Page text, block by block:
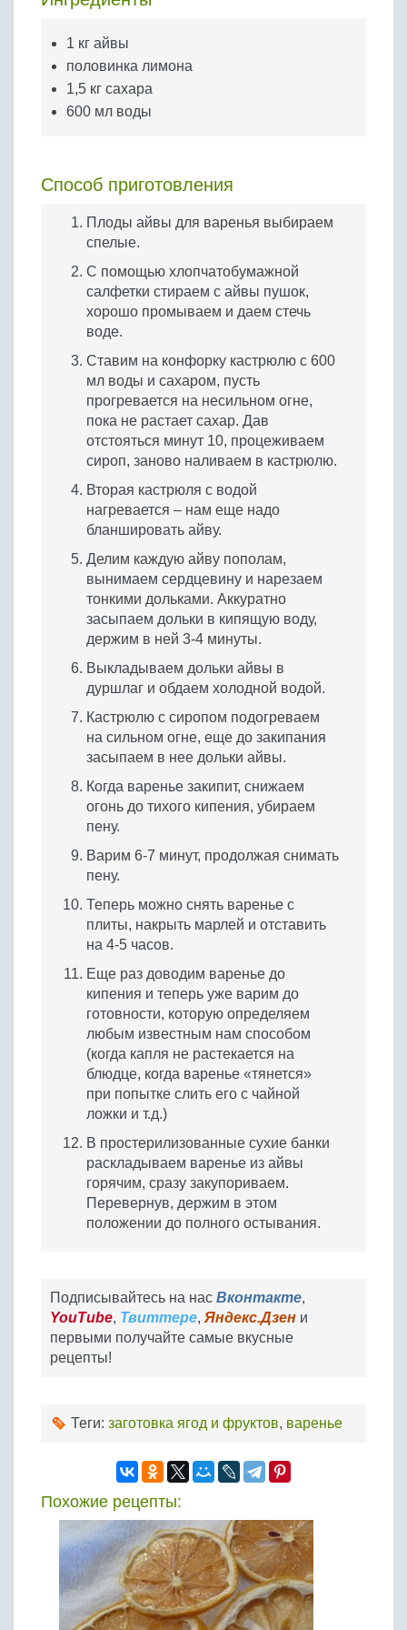
Бобовые
Яйца
Крупы
1 кг айвы
половинка лимона
1,5 кг сахара
600 мл воды
Способ приготовления
Плоды айвы для варенья выбираем
спелые.
С помощью хлопчатобумажной
салфетки стираем с айвы пушок,
хорошо промываем и даем стечь
воде.
Ставим на конфорку кастрюлю с 600
мл воды и сахаром, пусть
прогревается на несильном огне,
пока не растает сахар. Дав
отстояться минут 10, процеживаем
сироп, заново наливаем в кастрюлю.
Вторая кастрюля с водой
нагревается – нам еще надо
бланшировать айву.
Делим каждую айву пополам,
вынимаем сердцевину и нарезаем
тонкими дольками. Аккуратно
засыпаем дольки в кипящую воду,
держим в ней 3-4 минуты.
Выкладываем дольки айвы в
дуршлаг и обдаем холодной водой.
Кастрюлю с сиропом подогреваем
на сильном огне, еще до закипания
засыпаем в нее дольки айвы.
Когда варенье закипит, снижаем
огонь до тихого кипения, убираем
пену.
Варим 6-7 минут, продолжая снимать
пену.
Теперь можно снять варенье с
плиты, накрыть марлей и отставить
на 4-5 часов.
Еще раз доводим варенье до
кипения и теперь уже варим до
готовности, которую определяем
любым известным нам способом
(когда капля не растекается на
блюдце, когда варенье «тянется»
при попытке слить его с чайной
ложки и т.д.)
В простерилизованные сухие банки
раскладываем варенье из айвы
горячим, сразу закупориваем.
Перевернув, держим в этом
положении до полного остывания.
Подписывайтесь на нас Вконтакте,
YouTube, Твиттере, Яндекс.Дзен и
первыми получайте самые вкусные
рецепты!
Теги: заготовка ягод и фруктов, варенье
Похожие рецепты: